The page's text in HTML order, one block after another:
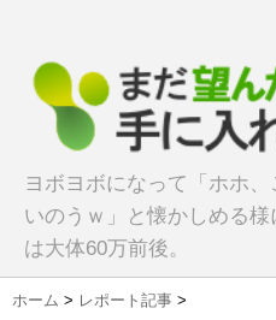
ヨボヨボになって「ホホ
いのうｗ」と懐かしめる
は大体60万前後。
ホーム > レポート記事 >